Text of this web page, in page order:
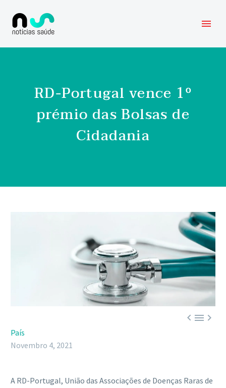
RD-Portugal vence 1º
prémio das Bolsas de
Cidadania

País
Novembro 4, 2021
A RD-Portugal, União das Associações de Doenças Raras de